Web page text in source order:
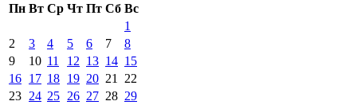
Пн Вт Ср Чт Пт Сб Вс
1
2
3 4 5 6 7
8
9
10 11 12 13 14 15
16 17 18 19 20 21
22
23 24 25 26 27 28 29